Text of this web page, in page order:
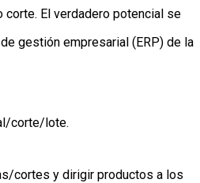
corte. El verdadero potencial se
gestión empresarial (ERP) de la
corte/lote.
cortes y dirigir productos a los